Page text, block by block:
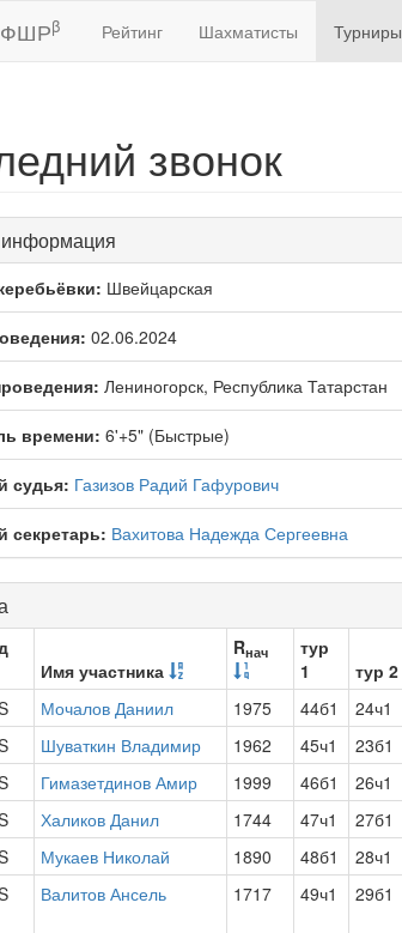
ФШРβ Рейтинг Шахматисты Турниры
звонок
Швейцарская
02.06.2024
Лениногорск, Республика Татарстан
времени: 6'+5" (Быстрые)
судья: Газизов Радий Гафурович
секретарь: Вахитова Надежда Сергеевна
Имя участника
Rнач
тур
1
тур 2
Мочалов Даниил 1975 44б1 24ч1
Шуваткин Владимир 1962 45ч1 23б1
Гимазетдинов Амир 1999 46б1 26ч1
Халиков Данил 1744 47ч1 27б1
Мукаев Николай 1890 48б1 28ч1
Валитов Ансель 1717 49ч1 29б1